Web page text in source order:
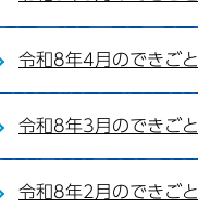
令和8年4月のできごと
令和8年3月のできごと
令和8年2月のできごと